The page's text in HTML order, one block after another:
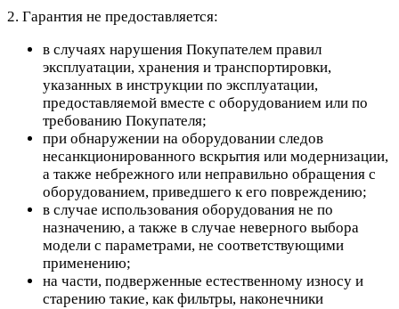
2. Гарантия не предоставляется:
в случаях нарушения Покупателем правил
эксплуатации, хранения и транспортировки,
указанных в инструкции по эксплуатации,
предоставляемой вместе с оборудованием или по
требованию Покупателя;
при обнаружении на оборудовании следов
несанкционированного вскрытия или модернизации,
а также небрежного или неправильно обращения с
оборудованием, приведшего к его повреждению;
в случае использования оборудования не по
назначению, а также в случае неверного выбора
модели с параметрами, не соответствующими
применению;
на части, подверженные естественному износу и
старению такие, как фильтры, наконечники